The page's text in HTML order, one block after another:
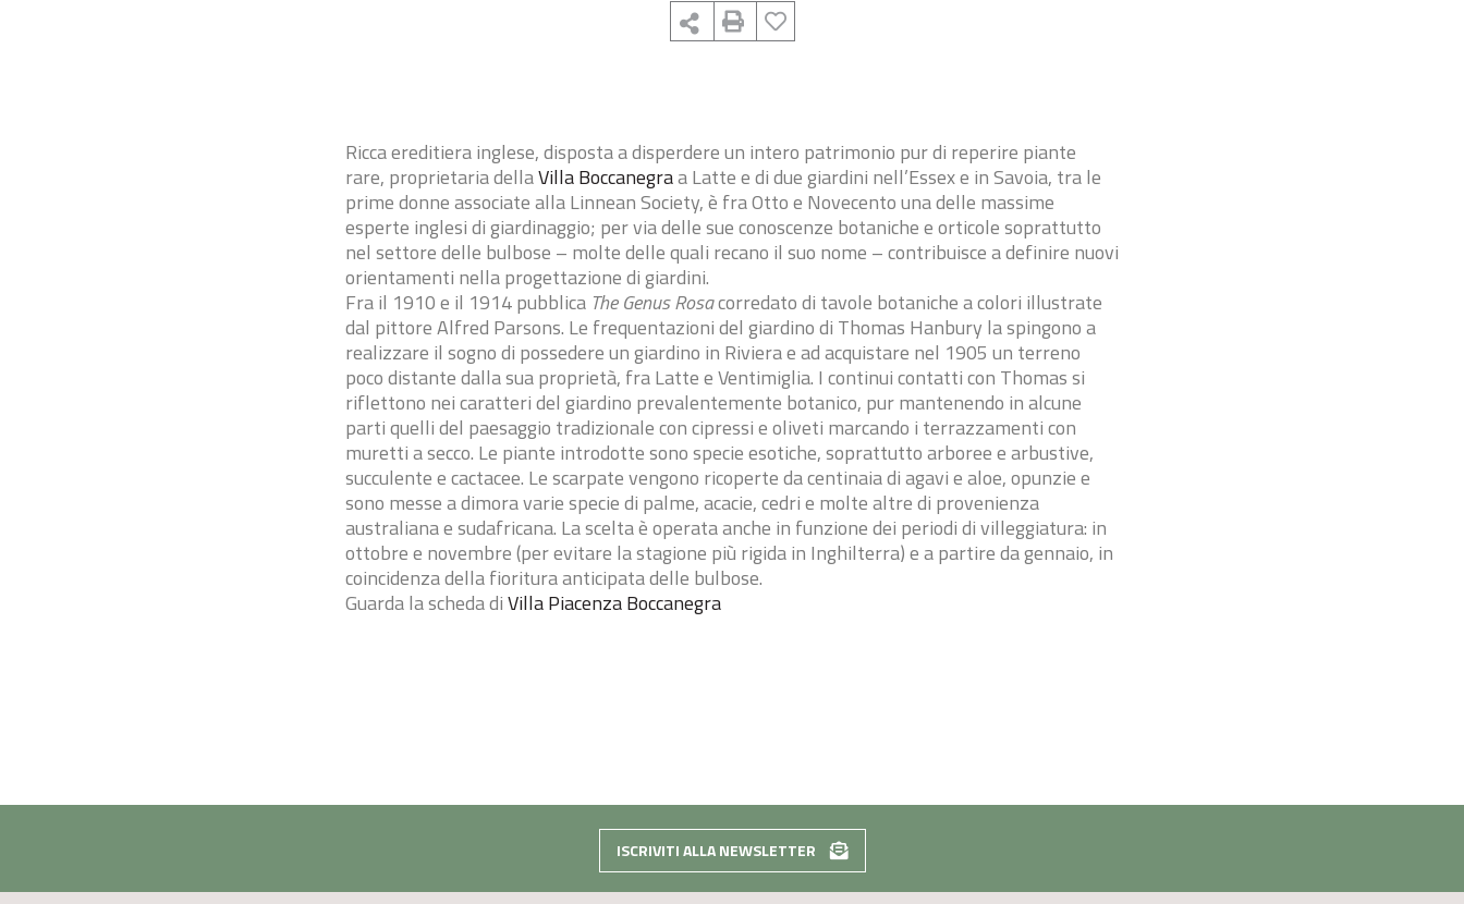
Ricca ereditiera inglese, disposta a disperdere un intero patrimonio pur di reperire piante
rare, proprietaria dellaVilla Boccanegraa Latte e di due giardini nell’Essex e in Savoia, tra le
prime donne associate alla Linnean Society, è fra Otto e Novecento una delle massime
esperte inglesi di giardinaggio; per via delle sue conoscenze botaniche e orticole soprattutto
nel settore delle bulbose – molte delle quali recano il suo nome – contribuisce a definire nuovi
orientamenti nella progettazione di giardini.
Fra il 1910 e il 1914 pubblica The Genus Rosacorredato di tavole botaniche a colori illustrate
dal pittore Alfred Parsons. Le frequentazioni del giardino di Thomas Hanbury la spingono a
realizzare il sogno di possedere un giardino in Riviera e ad acquistare nel 1905 un terreno
poco distante dalla sua proprietà, fra Latte e Ventimiglia. I continui contatti con Thomas si
riflettono nei caratteri del giardino prevalentemente botanico, pur mantenendo in alcune
parti quelli del paesaggio tradizionale con cipressi e oliveti marcando i terrazzamenti con
muretti a secco. Le piante introdotte sono specie esotiche, soprattutto arboree e arbustive,
succulente e cactacee. Le scarpate vengono ricoperte da centinaia di agavi e aloe, opunzie e
sono messe a dimora varie specie di palme, acacie, cedri e molte altre di provenienza
australiana e sudafricana. La scelta è operata anche in funzione dei periodi di villeggiatura: in
ottobre e novembre (per evitare la stagione più rigida in Inghilterra) e a partire da gennaio, in
coincidenza della fioritura anticipata delle bulbose.
Guarda la scheda diVilla Piacenza Boccanegra
ISCRIVITI ALLA NEWSLETTER